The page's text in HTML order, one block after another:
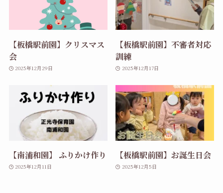
【板橋駅前園】クリスマス
会
2025年12月29日
【板橋駅前園】不審者対応
訓練
2025年12月17日
【南浦和園】 ふりかけ作り
2025年12月11日
【板橋駅前園】お誕生日会
2025年12月5日